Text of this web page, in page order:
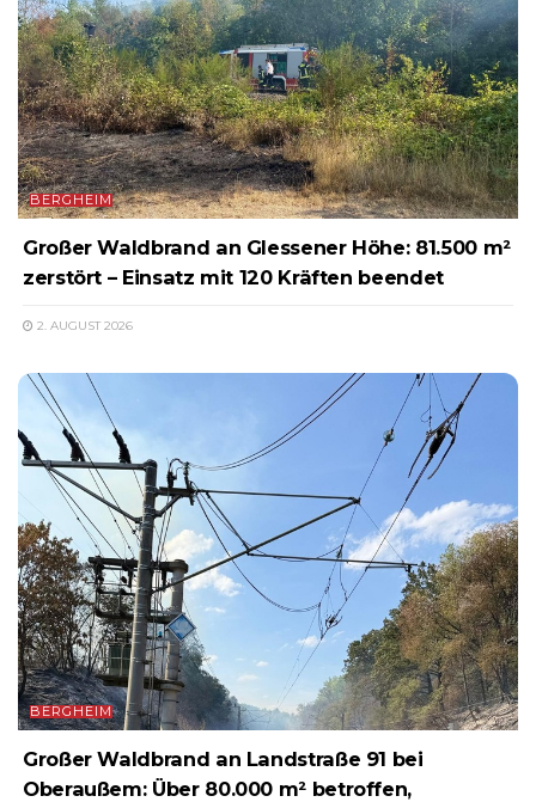
BERGHEIM
Großer Waldbrand an Glessener Höhe: 81.500 m²
zerstört – Einsatz mit 120 Kräften beendet
2. AUGUST 2026
BERGHEIM
Großer Waldbrand an Landstraße 91 bei
Oberaußem: Über 80.000 m² betroffen,